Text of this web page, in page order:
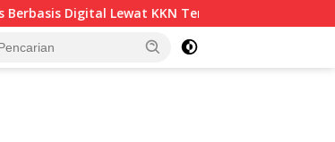
Lewat KKN Tematik di Desa Alebo